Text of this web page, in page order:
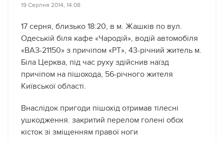
19 Серпня 2014, 14:08
17 серня, близько 18:20, в м. Жашків по вул.
Одеській біля кафе «Чародій», водій автомобіля
«ВАЗ-21150» з причіпом «РТ», 43-річний житель м.
Біла Церква, під час руху здійснив наїзд
причіпом на пішохода, 56-річного жителя
Київської області.
Внаслідок пригоди пішохід отримав тілесні
ушкодження. закритий перелом голені обох
кісток зі зміщенням правої ноги